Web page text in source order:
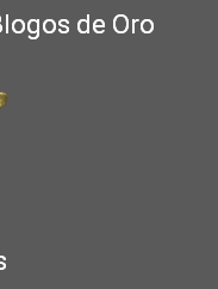
de Oro